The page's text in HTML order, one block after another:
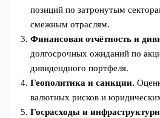
позиций по затронутым
смежным отраслям.
Финансовая отчётность и
долгосрочных ожиданий по
дивидендного портфеля.
Геополитика и санкции.
валютных рисков и
Госрасходы и